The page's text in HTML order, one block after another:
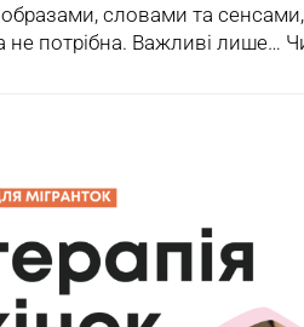
словами та
не потрібна. Важливі лише…